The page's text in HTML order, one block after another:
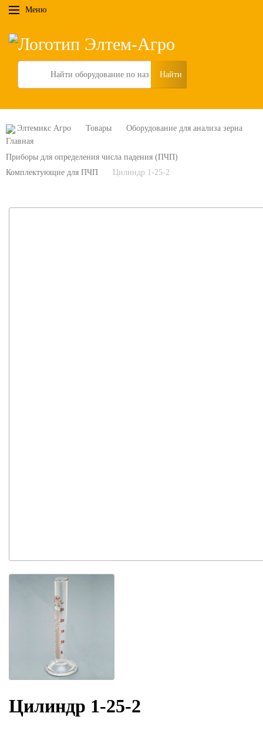
Меню
Search
Элтемикс Агро Товары Оборудование для анализа зерна
Приборы для определения числа падения (ПЧП)
Комплектующие для ПЧП
Цилиндр 1-25-2
Цилиндр 1-25-2